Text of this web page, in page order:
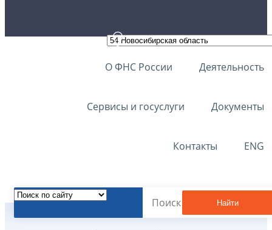
О ФНС России Деятельность
Сервисы и госуслуги Документы
Контакты ENG
Найти